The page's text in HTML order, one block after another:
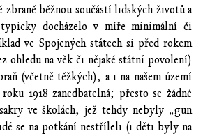
běžnou součástí lidských životů a
docházelo v míře minimální či
ve Spojených státech si před rokem
ohledu na věk či nějaké státní povolení)
(včetně těžkých), a i na našem území
1918 zanedbatelná; přesto se žádné
ve školách, jež tehdy nebyly „gun
se na potkání nestříleli (i děti byly na